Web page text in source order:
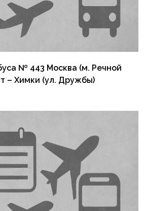
№ 443 Москва (м. Речной
– Химки (ул. Дружбы)